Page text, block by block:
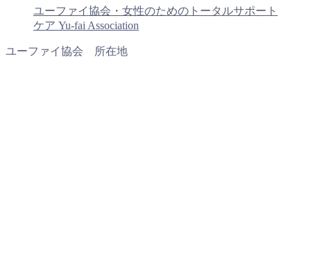
ユーファイ協会・女性のためのトータルサポート
ケア Yu-fai Association
ユーファイ協会 所在地